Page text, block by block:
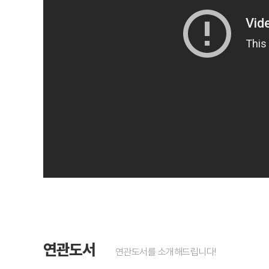
연관도서 연관도서를 소개해드립니다!